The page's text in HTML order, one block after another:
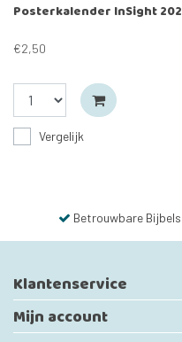
Posterkalender InSight
€2,50
Vergelijk
Betrouwbare
Klantenservice
Mijn account